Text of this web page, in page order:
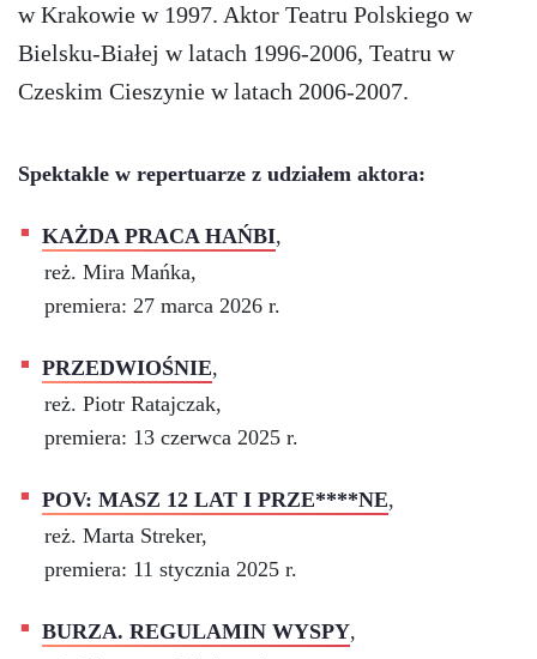
w Krakowie w 1997. Aktor Teatru Polskiego w
Bielsku-Białej w latach 1996-2006, Teatru w
Czeskim Cieszynie w latach 2006-2007.
Spektakle w repertuarze z udziałem aktora:
KAŻDA PRACA HAŃBI,
reż. Mira Mańka,
premiera: 27 marca 2026 r.
PRZEDWIOŚNIE,
reż. Piotr Ratajczak,
premiera: 13 czerwca 2025 r.
POV: MASZ 12 LAT I PRZE****NE,
reż. Marta Streker,
premiera: 11 stycznia 2025 r.
BURZA. REGULAMIN WYSPY,